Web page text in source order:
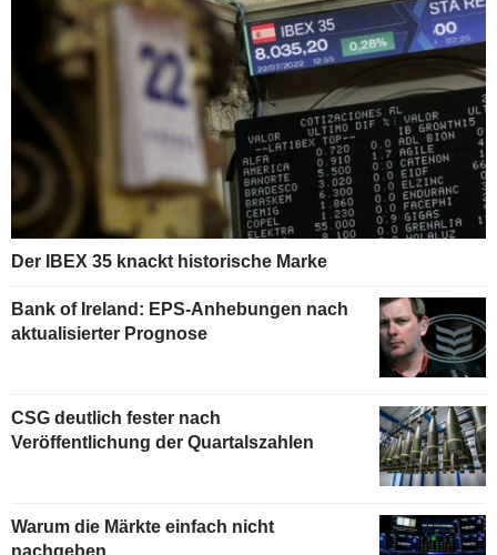
Der IBEX 35 knackt historische Marke
Bank of Ireland: EPS-Anhebungen nach
aktualisierter Prognose
CSG deutlich fester nach
Veröffentlichung der Quartalszahlen
Warum die Märkte einfach nicht
nachgeben